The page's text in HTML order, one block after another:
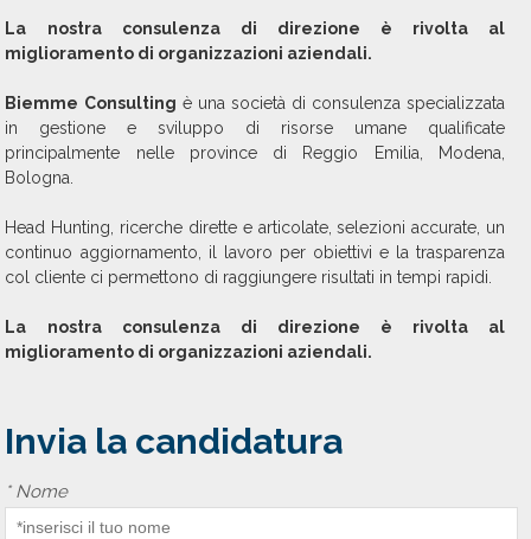
La nostra consulenza di direzione è rivolta al
miglioramento di organizzazioni aziendali.
Biemme Consulting è una società di consulenza specializzata
in gestione e sviluppo di risorse umane qualificate
principalmente nelle province di Reggio Emilia, Modena,
Bologna.
Head Hunting, ricerche dirette e articolate, selezioni accurate, un
continuo aggiornamento, il lavoro per obiettivi e la trasparenza
col cliente ci permettono di raggiungere risultati in tempi rapidi.
La nostra consulenza di direzione è rivolta al
miglioramento di organizzazioni aziendali.
Invia la candidatura
*Nome